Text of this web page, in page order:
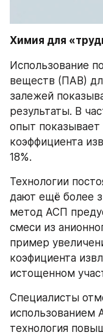
Химия для
Использование
веществ (ПАВ)
залежей
результаты. В
опыт
коэффициента
18%.
Технологии
дают ещё более
метод АСП
смеси из
пример
коэфициента
истощенном
Специалисты
использованием
технология